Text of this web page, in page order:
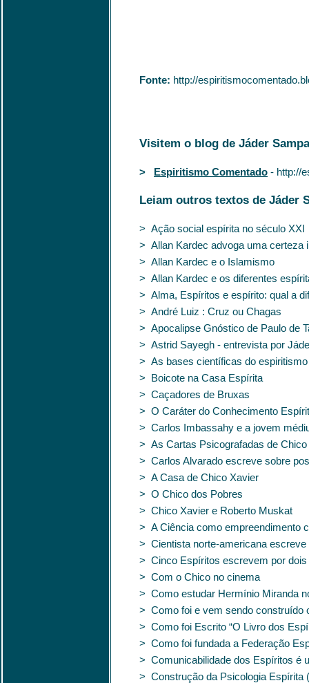
Fonte: http://
Visitem o blog de Jáder
> Espiritismo Comentado - http://
Leiam outros textos de Jáder
> Ação social espírita no século XXI
> Allan Kardec advoga uma certeza
> Allan Kardec e o Islamismo
> Allan Kardec e os diferentes
> Alma, Espíritos e espírito: qual a
> André Luiz : Cruz ou Chagas
> Apocalipse Gnóstico de Paulo de
> Astrid Sayegh - entrevista por
> As bases científicas do espiritismo
> Boicote na Casa Espírita
> Caçadores de Bruxas
> O Caráter do Conhecimento
> Carlos Imbassahy e a jovem
> As Cartas Psicografadas de Chico
> Carlos Alvarado escreve sobre
> A Casa de Chico Xavier
> O Chico dos Pobres
> Chico Xavier e Roberto Muskat
> A Ciência como empreendimento
> Cientista norte-americana
> Cinco Espíritos escrevem por
> Com o Chico no cinema
> Como estudar Hermínio Miranda
> Como foi e vem sendo construído
> Como foi Escrito “O Livro dos
> Como foi fundada a Federação
> Comunicabilidade dos Espíritos é
> Construção da Psicologia Espírita